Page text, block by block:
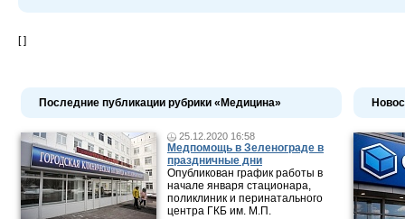
[ ]
Последние публикации рубрики «Медицина»
25.12.2020 16:58
Медпомощь в Зеленограде в
праздничные дни
Опубликован график работы в
начале января стационара,
поликлиник и перинатального
центра ГКБ им. М.П.